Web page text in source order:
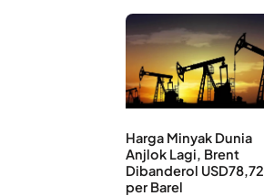
Harga Minyak Dunia
Anjlok Lagi, Brent
Dibanderol USD78,72
per Barel